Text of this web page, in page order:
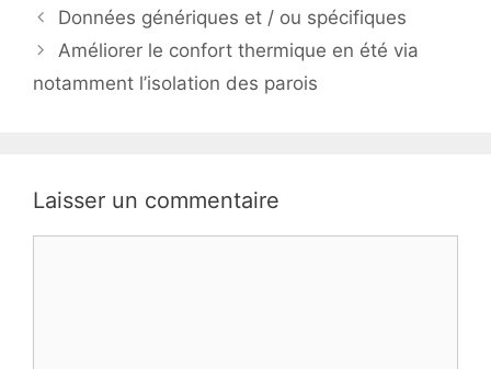
Données génériques et / ou spécifiques
Améliorer le confort thermique en été via
notamment l’isolation des parois
Laisser un commentaire